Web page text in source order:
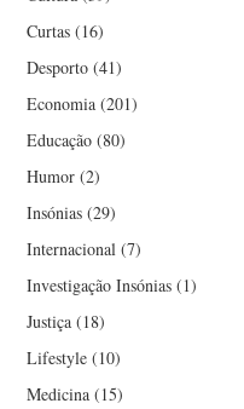
Curtas (16)
Desporto (41)
Economia (201)
Educação (80)
Humor (2)
Insónias (29)
Internacional (7)
Investigação Insónias (1)
Justiça (18)
Lifestyle (10)
Medicina (15)